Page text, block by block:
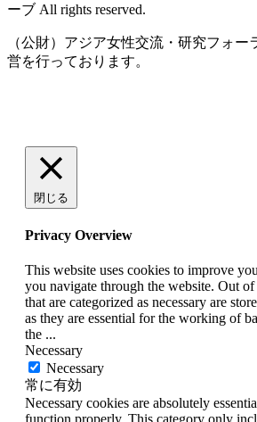
ーブ All rights reserved.
（公財）アジア女性交流・研究フォー
営を行っております。
閉じる
Privacy Overview
This website uses cookies to improve
you navigate through the website. Out of
that are categorized as necessary are
as they are essential for the working of
the ...
Necessary
Necessary
常に有効
Necessary cookies are absolutely